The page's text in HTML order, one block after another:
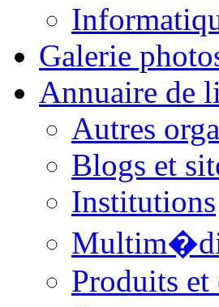
Galerie
Annuaire de
Autres
Blogs et
Institutions
Produits et